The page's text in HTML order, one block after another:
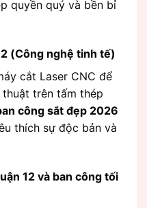
quyền quý và bền bỉ
(Công nghệ tinh tế)
cắt Laser CNC để
trên tấm thép
công sắt đẹp 2026
thích sự độc bản và
12 và ban công tối